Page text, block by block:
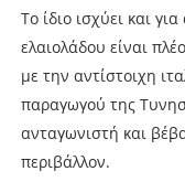
Το ίδιο ισχύει και
ελαιολάδου είναι
με την αντίστοιχη
παραγωγού της
ανταγωνιστή και
περιβάλλον.